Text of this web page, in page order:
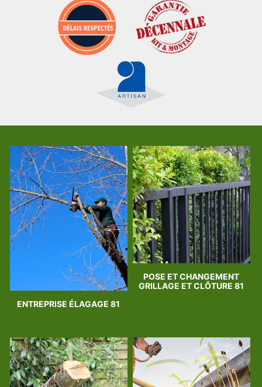
ENTREPRISE ÉLAGAGE 81
POSE ET CHANGEMENT
GRILLAGE ET CLÔTURE 81